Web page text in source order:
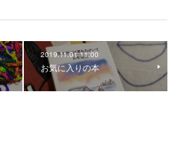
2019.11.01 11:00
お気に入りの本